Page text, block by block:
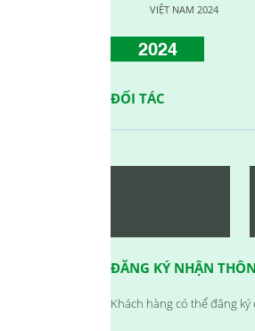
HỘI NGHỊ
23/09/2024
TỔNG KẾT
TRIỂN NĂM 2018
23/09/2024
NƠI TÌNH
Đồng hành
VIỆT NAM 2024
2024
ĐỐI TÁC
ĐĂNG KÝ NHẬN
Khách hàng có thể đăng